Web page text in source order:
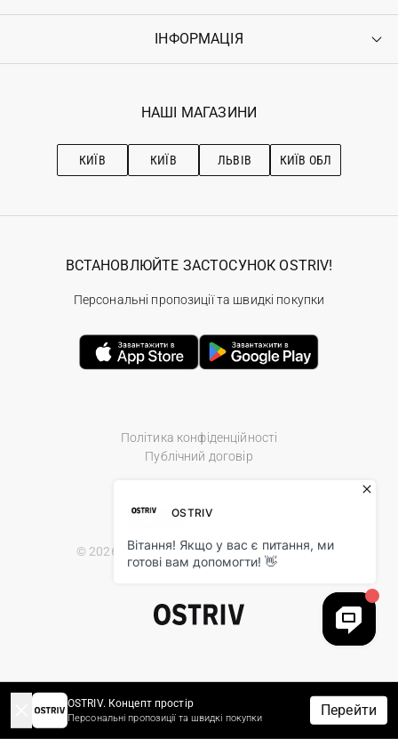
Повернення
Гарантія
Увійти
Ostriv Club+
ІНФОРМАЦІЯ
Наші магазини
Рекомендації з догляду
НАШІ МАГАЗИНИ
КИЇВ КИЇВ ЛЬВІВ КИЇВ ОБЛ
Політика конфіденційності
Публічний договір
© 2026 Ostriv.ua Store. All Rights Reserved.
ВСТАНОВЛЮЙТЕ ЗАСТОСУНОК OSTRIV!
Персональні пропозиції та швидкі покупки
OSTRIV. Концепт простір
Персональні пропозиції та швидкі покупки Перейти